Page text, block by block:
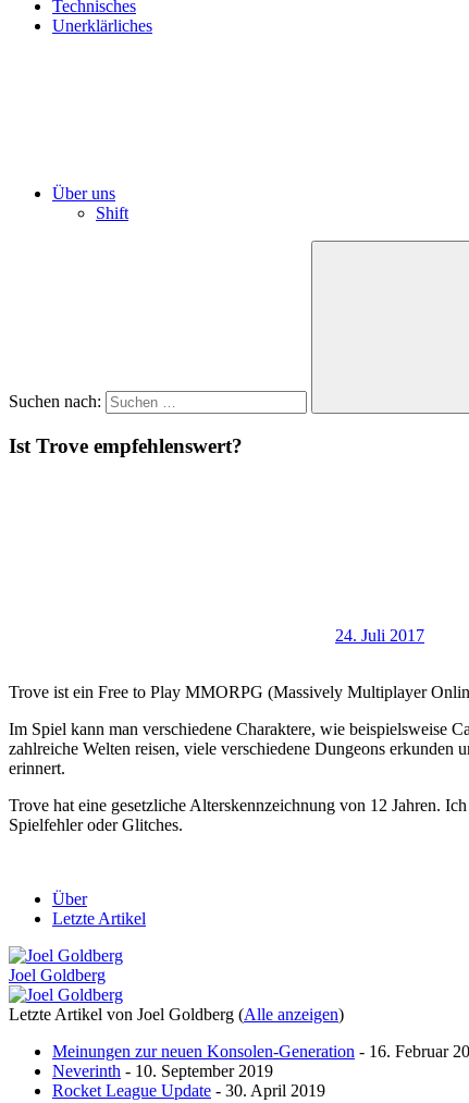
Technisches
Unerklärliches
Über uns
Shift
Suchen nach:
Ist Trove empfehlenswert?
24. Juli 2017
Trove ist ein Free to Play MMORPG (Massively Multiplayer
Im Spiel kann man verschiedene Charaktere, wie beispielsweise
zahlreiche Welten reisen, viele verschiedene Dungeons
erinnert.
Trove hat eine gesetzliche Alterskennzeichnung von 12 Jahren.
Spielfehler oder Glitches.
Über
Letzte Artikel
Joel Goldberg
Letzte Artikel von Joel Goldberg (Alle anzeigen)
Meinungen zur neuen Konsolen-Generation - 16. Februar
Neverinth - 10. September 2019
Rocket League Update - 30. April 2019